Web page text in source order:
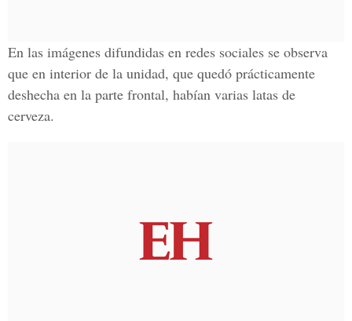
En las imágenes difundidas en redes sociales se observa
que en interior de la unidad, que quedó prácticamente
deshecha en la parte frontal, habían varias latas de
cerveza.